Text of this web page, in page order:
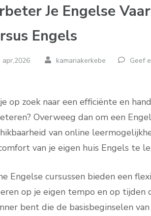
Je Engelse
Engels
apr,2026 kamariakerkebe Geef
op zoek naar een efficiënte en
Overweeg dan om een
van online
van je eigen huis Engels te
Engelse cursussen bieden een
op je eigen tempo en op tijden
bent die de basisbeginselen